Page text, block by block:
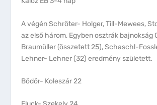
A végén Schröter- Holger, Till-Mewees,
az első három, Egyben osztrák bajnokság
Braumüller (összetett 25), Schaschl-
Lehner- Lehner (32) eredmény született.
Bödör- Koleszár 22